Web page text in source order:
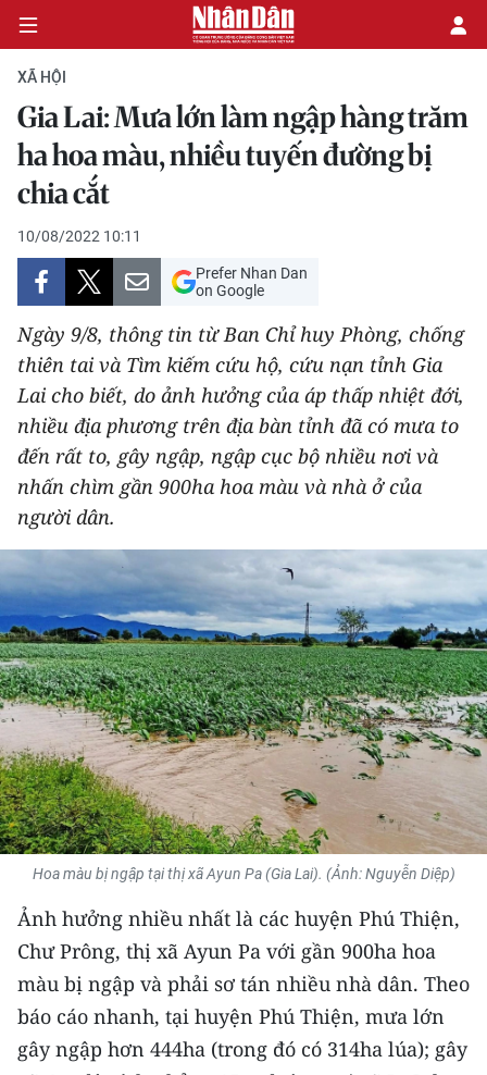
CHÍNH TRỊ
KINH TẾ
VĂN HÓA
XÃ HỘI
PHÁP LUẬT
DU LỊCH
THẾ GIỚI
THỂ THAO
GIÁO DỤC
Y TẾ
KHOA HỌC - CÔNG NGHỆ
MÔI TRƯỜNG
BẠN ĐỌC
KIỂM CHỨNG THÔNG TIN
TRI THỨC CHUYÊN SÂU
54 DÂN TỘC VIỆT NAM
CHƯƠNG TRÌNH OCOP - MỖI XÃ
MỘT SẢN PHẨM
XÃ HỘI
Gia Lai: Mưa lớn làm ngập hàng trăm
ha hoa màu, nhiều tuyến đường bị
chia cắt
10/08/2022 10:11
Prefer Nhan Dan
on Google
Ngày 9/8, thông tin từ Ban Chỉ huy Phòng, chống
thiên tai và Tìm kiếm cứu hộ, cứu nạn tỉnh Gia
Lai cho biết, do ảnh hưởng của áp thấp nhiệt đới,
nhiều địa phương trên địa bàn tỉnh đã có mưa to
đến rất to, gây ngập, ngập cục bộ nhiều nơi và
nhấn chìm gần 900ha hoa màu và nhà ở của
người dân.
Hoa màu bị ngập tại thị xã Ayun Pa (Gia Lai). (Ảnh: Nguyễn Diệp)
Ảnh hưởng nhiều nhất là các huyện Phú Thiện,
Chư Prông, thị xã Ayun Pa với gần 900ha hoa
màu bị ngập và phải sơ tán nhiều nhà dân. Theo
báo cáo nhanh, tại huyện Phú Thiện, mưa lớn
gây ngập hơn 444ha (trong đó có 314ha lúa); gây